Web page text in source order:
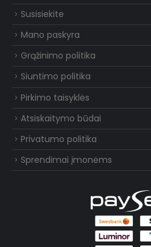
Susisiekite
Mano paskyra
Grąžinimo politika
Siuntimo politika
Pirkimo taisyklės
Atsiskaitymo būdai
Privatumo politika
Sprendimai įmonėms